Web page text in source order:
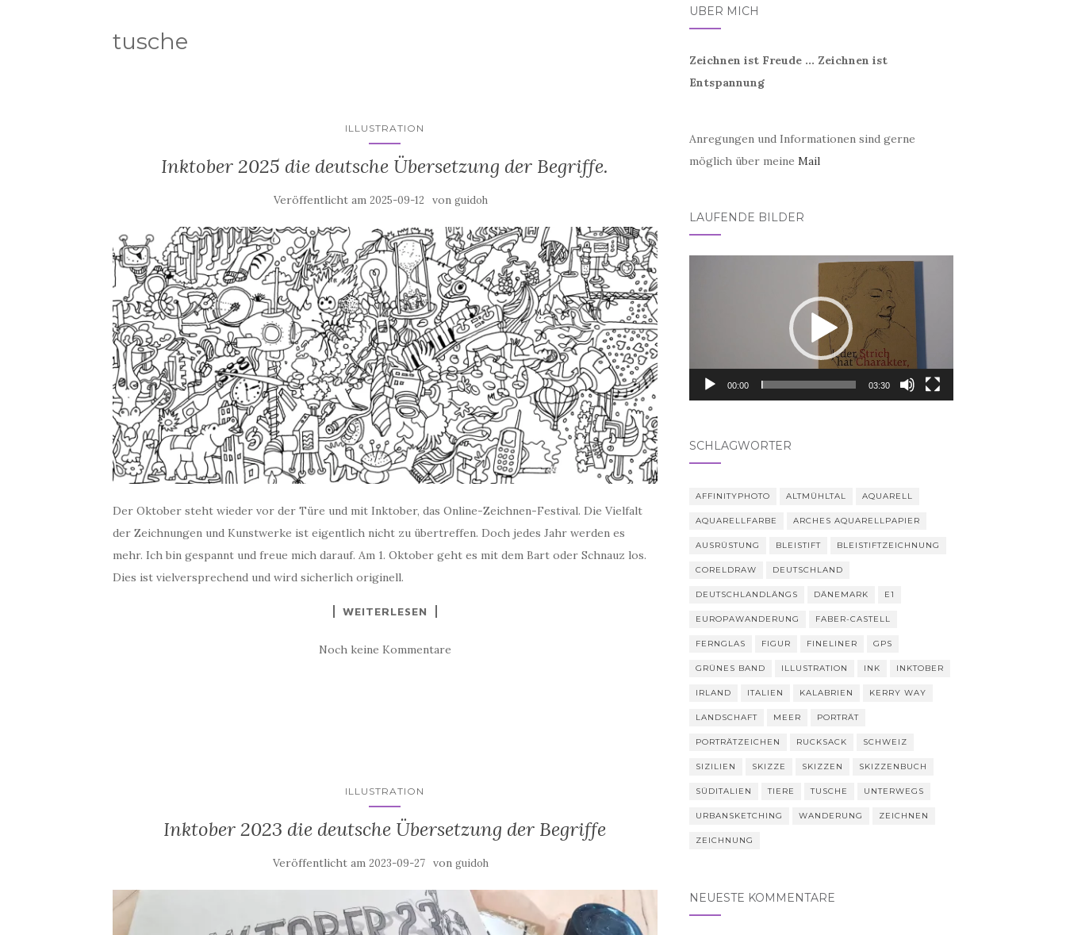
tusche
ILLUSTRATION
Inktober 2025 die deutsche Übersetzung der Begriffe.
Veröffentlicht am2025-09-12 vonguidoh
Der Oktober steht wieder vor der Türe und mit Inktober, das Online-Zeichnen-Festival. Die Vielfalt
der Zeichnungen und Kunstwerke ist eigentlich nicht zu übertreffen. Doch jedes Jahr werden es
mehr. Ich bin gespannt und freue mich darauf. Am 1. Oktober geht es mit dem Bart oder Schnauz los.
Dies ist vielversprechend und wird sicherlich originell.
WEITERLESEN
Noch keine Kommentare
ILLUSTRATION
Inktober 2023 die deutsche Übersetzung der Begriffe
Veröffentlicht am2023-09-27 vonguidoh
ÜBER MICH
Zeichnen ist Freude ... Zeichnen ist
Entspannung
Anregungen und Informationen sind gerne
möglich über meine Mail
LAUFENDE BILDER
00:00 03:30
SCHLAGWÖRTER
AFFINITYPHOTO ALTMÜHLTAL AQUARELL
AQUARELLFARBE ARCHES AQUARELLPAPIER
AUSRÜSTUNG BLEISTIFT BLEISTIFTZEICHNUNG
CORELDRAW DEUTSCHLAND
DEUTSCHLANDLÄNGS DÄNEMARK E1
EUROPAWANDERUNG FABER-CASTELL
FERNGLAS FIGUR FINELINER GPS
GRÜNES BAND ILLUSTRATION INK INKTOBER
IRLAND ITALIEN KALABRIEN KERRY WAY
LANDSCHAFT MEER PORTRÄT
PORTRÄTZEICHEN RUCKSACK SCHWEIZ
SIZILIEN SKIZZE SKIZZEN SKIZZENBUCH
SÜDITALIEN TIERE TUSCHE UNTERWEGS
URBANSKETCHING WANDERUNG ZEICHNEN
ZEICHNUNG
NEUESTE KOMMENTARE